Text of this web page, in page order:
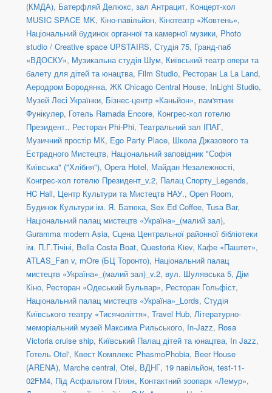
(КМДА), Батерфляй Делюкс, зал Антрацит, Концерт-хол
MUSIC SPACE MK, Кіно-павільйон, Кінотеатр «Жовтень»,
Національний будинок органної та камерної музики, Photo
studio / Creative space UPSTAIRS, Студія 75, Гранд-паб
«ВДОСКУ», Музикальна студія Шум, Київський театр опери та
балету для дітей та юнацтва, Film Studio, Ресторан La La Land,
Аеродром Бородянка, ЖК Chicago Central House, InLight Studio,
Музей Лесі Українки, Бізнес-центр «Каньйон», пам'ятник
Фунікулер, Готель Ramada Encore, Конгрес-хол готелю
Президент., Ресторан Phi-Phi, Театральний зал ІПАГ,
Музичний простір МК, Ego Party Place, Школа Джазового та
Естрадного Мистецтв, Національний заповідник "Софія
Київська" ("Хлібня"), Opera Hotel, Майдан Незалежності,
Конгрес-хол готелю Президент_v.2, Палац Спорту_Legends,
HC Hall, Центр Культури та Мистецтв НАУ., Open Room,
Будинок Культури ім. Я. Батюка, Sex Ed Coffee, Tusa Bar,
Національний палац мистецтв «Україна»_(малий зал),
Guramma modern Asia, Сцена Центральної районної бібліотеки
ім. П.Г.Тічіні, Bella Costa Boat, Questoria Kiev, Кафе «Паштет»,
ATLAS_Fan v, mOre (БЦ Торонто), Національний палац
мистецтв «Україна»_(малий зал)_v.2, вул. Шулявська 5, Дім
Кіно, Ресторан «Одеський Бульвар», Ресторан Гольфіст,
Національний палац мистецтв «Україна»_Lords, Студія
Київського театру «Тисячоліття», Travel Hub, Літературно-
меморіальний музей Максима Рильського, In-Jazz, Rosa
Victoria cruise ship, Київський Палац дітей та юнацтва, In Jazz,
Готель Otel', Квест Комплекс PhasmoPhobia, Beer House
(ARENA), Marche central, Otel, ВДНГ, 19 павільйон, test-11-
02FM4, Під Асфальтом Пляж, Контактний зоопарк «Лемур»,